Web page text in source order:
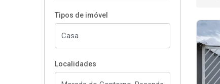
Tipos de imóvel
Localidades